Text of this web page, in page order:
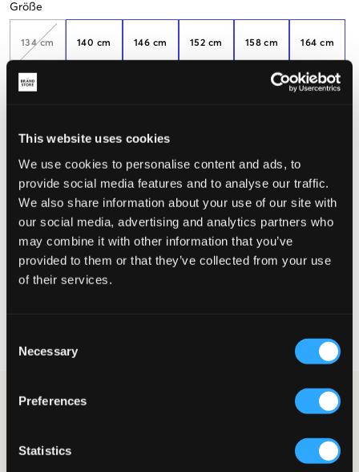
This website uses cookies
We use cookies to personalise content and ads, to
provide social media features and to analyse our traffic.
We also share information about your use of our site with
our social media, advertising and analytics partners who
may combine it with other information that you’ve
provided to them or that they’ve collected from your use
of their services.
Selection
Necessary
Preferences
Statistics
Größe
134 cm 140 cm 146 cm 152 cm 158 cm 164 cm
Wahrgenommene Größe
Klein Perfekt Groß
GRÖSSENBERATER
WÄHLEN SIE EINE GRÖSSE
Widerrufsrecht
Graue Jeans von Jack & Jones in einer entspannten Passform.
Der Hosenschlitz besteht aus Knopf und Reißverschluss. Die
Beine ist gerade und weit.